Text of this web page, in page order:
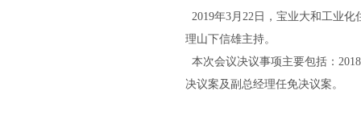
2019年3月22日，宝业大和工业
理山下信雄主持。
本次会议决议事项主要包括：
决议案及副总经理任免决议案。